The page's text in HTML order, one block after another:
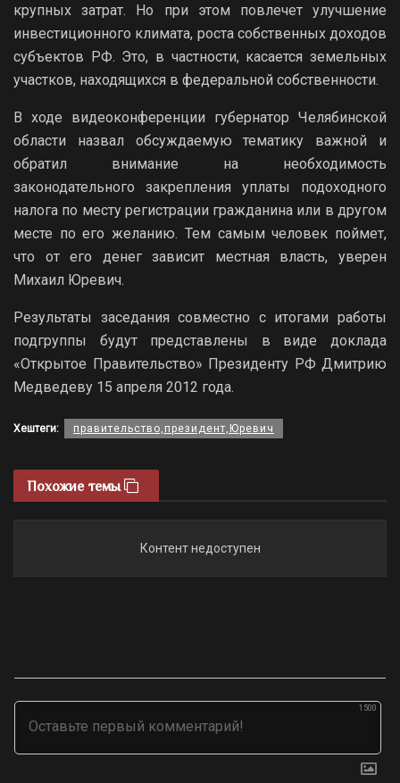
крупных затрат. Но при этом повлечет улучшение
инвестиционного климата, роста собственных доходов
субъектов РФ. Это, в частности, касается земельных
участков, находящихся в федеральной собственности.
В ходе видеоконференции губернатор Челябинской
области назвал обсуждаемую тематику важной и
обратил внимание на необходимость
законодательного закрепления уплаты подоходного
налога по месту регистрации гражданина или в другом
месте по его желанию. Тем самым человек поймет,
что от его денег зависит местная власть, уверен
Михаил Юревич.
Результаты заседания совместно с итогами работы
подгруппы будут представлены в виде доклада
«Открытое Правительство» Президенту РФ Дмитрию
Медведеву 15 апреля 2012 года.
Хештеги: правительство,президент,Юревич
Похожие темы
Контент недоступен
1500